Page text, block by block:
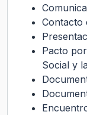
Contacto
Pacto
Social y